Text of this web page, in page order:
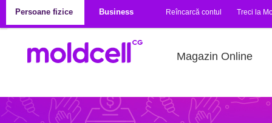
Persoane fizice
Business Reîncarcă contul Treci la
Magazin Online